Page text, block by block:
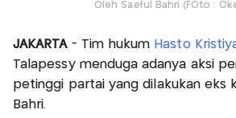
Oleh Saeful Bahri (FOto :
JAKARTA - Tim hukum Hasto
Talapessy menduga adanya aksi
petinggi partai yang dilakukan eks
Bahri.